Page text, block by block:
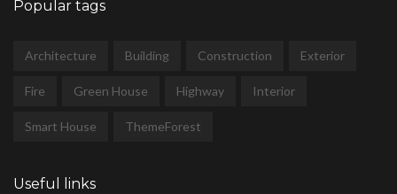
Popular tags
Architecture Building Construction Exterior
Fire Green House Highway Interior
Smart House ThemeForest
Useful links